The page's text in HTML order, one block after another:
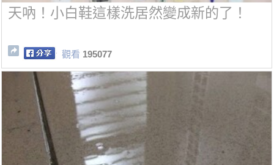
天吶！小白鞋這樣洗居然變成新的了！
觀看 195077